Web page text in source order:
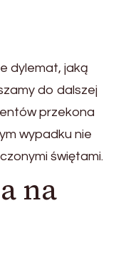
dylemat, jaką
do dalszej
przekona
wypadku nie
świętami.
na